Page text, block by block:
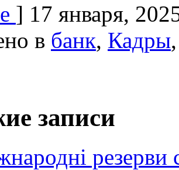
] 17 января,
в банк, Кадры
записи